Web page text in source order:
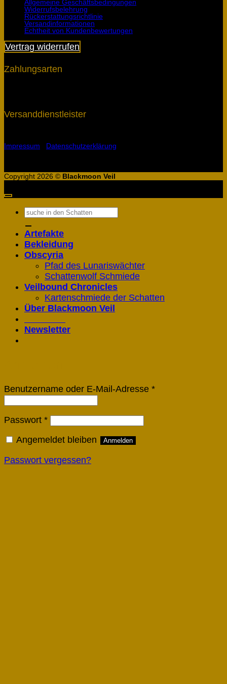
Allgemeine Geschäftsbedingungen
Widerrufsbelehrung
Rückerstattungsrichtlinie
Versandinformationen
Echtheit von Kundenbewertungen
Vertrag widerrufen
Zahlungsarten
Versanddienstleister
Impressum Datenschutzerklärung
Copyright 2026 © Blackmoon Veil
Suchen
Artefakte
Bekleidung
Obscyria
Pfad des Lunariswächter
Schattenwolf Schmiede
Veilbound Chronicles
Kartenschmiede der Schatten
Über Blackmoon Veil
Newsletter
Benutzername oder E-Mail-Adresse *Erforderlich
Passwort *Erforderlich
Angemeldet bleiben Anmelden
Passwort vergessen?